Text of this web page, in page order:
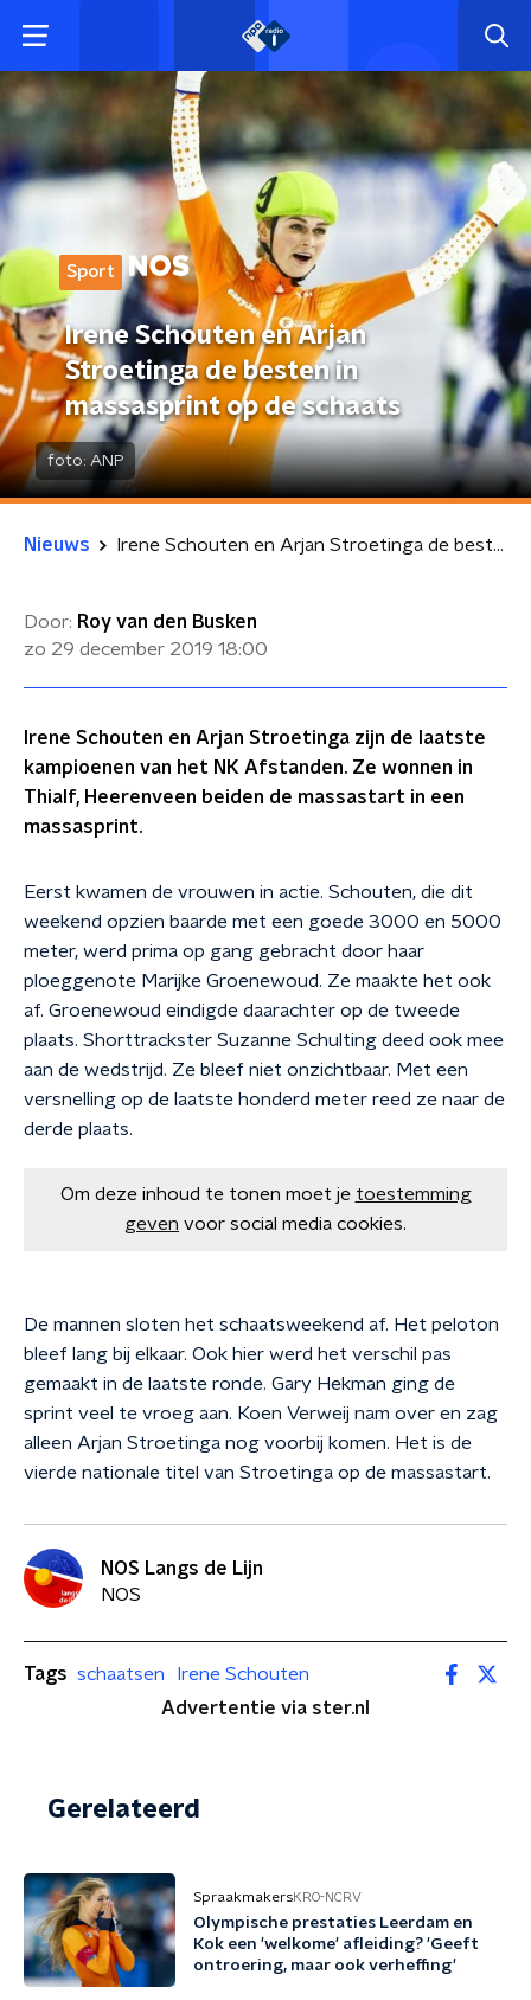
Sport
Irene Schouten en Arjan
Stroetinga de besten in
massasprint op de schaats
foto: ANP
Nieuws Irene Schouten en Arjan Stroetinga de besten in massasprint op de schaats
Door: Roy van den Busken
zo 29 december 2019 18:00
Irene Schouten en Arjan Stroetinga zijn de laatste
kampioenen van het NK Afstanden. Ze wonnen in
Thialf, Heerenveen beiden de massastart in een
massasprint.
Eerst kwamen de vrouwen in actie. Schouten, die dit
weekend opzien baarde met een goede 3000 en 5000
meter, werd prima op gang gebracht door haar
ploeggenote Marijke Groenewoud. Ze maakte het ook
af. Groenewoud eindigde daarachter op de tweede
plaats. Shorttrackster Suzanne Schulting deed ook mee
aan de wedstrijd. Ze bleef niet onzichtbaar. Met een
versnelling op de laatste honderd meter reed ze naar de
derde plaats.
Om deze inhoud te tonen moet je toestemming
geven voor social media cookies.
De mannen sloten het schaatsweekend af. Het peloton
bleef lang bij elkaar. Ook hier werd het verschil pas
gemaakt in de laatste ronde. Gary Hekman ging de
sprint veel te vroeg aan. Koen Verweij nam over en zag
alleen Arjan Stroetinga nog voorbij komen. Het is de
vierde nationale titel van Stroetinga op de massastart.
NOS Langs de Lijn
NOS
Tags schaatsen
Irene Schouten
Advertentie via ster.nl
Gerelateerd
SpraakmakersKRO-NCRV
Olympische prestaties Leerdam en
Kok een 'welkome' afleiding? 'Geeft
ontroering, maar ook verheffing'